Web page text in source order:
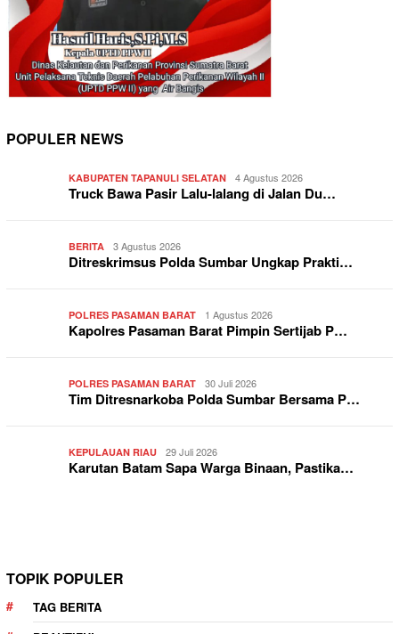
POPULER NEWS
KABUPATEN TAPANULI SELATAN 4 Agustus 2026
Truck Bawa Pasir Lalu-lalang di Jalan Du…
BERITA 3 Agustus 2026
Ditreskrimsus Polda Sumbar Ungkap Prakti…
POLRES PASAMAN BARAT 1 Agustus 2026
Kapolres Pasaman Barat Pimpin Sertijab P…
POLRES PASAMAN BARAT 30 Juli 2026
Tim Ditresnarkoba Polda Sumbar Bersama P…
KEPULAUAN RIAU 29 Juli 2026
Karutan Batam Sapa Warga Binaan, Pastika…
TOPIK POPULER
TAG BERITA